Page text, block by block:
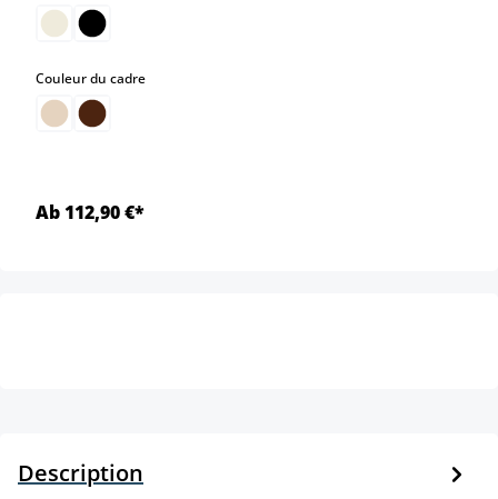
Couleur du cadreselect
Ab 112,90 €*
Description